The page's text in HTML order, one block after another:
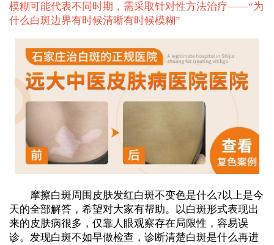
模糊可能代表不同时期，需采取针对性方法治疗——“为
什么白斑边界有时候清晰有时候模糊”
摩擦白斑周围皮肤发红白斑不变色是什么?以上是今
天的全部解答，希望对大家有帮助。以白斑形式表现出
来的皮肤病很多，仅靠人眼观察存在局限性，容易误
诊。发现白斑不如早做检查，诊断清楚白斑是什么再进